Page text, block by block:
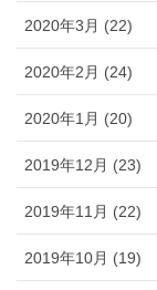
2020年3月 (22)
2020年2月 (24)
2020年1月 (20)
2019年12月 (23)
2019年11月 (22)
2019年10月 (19)